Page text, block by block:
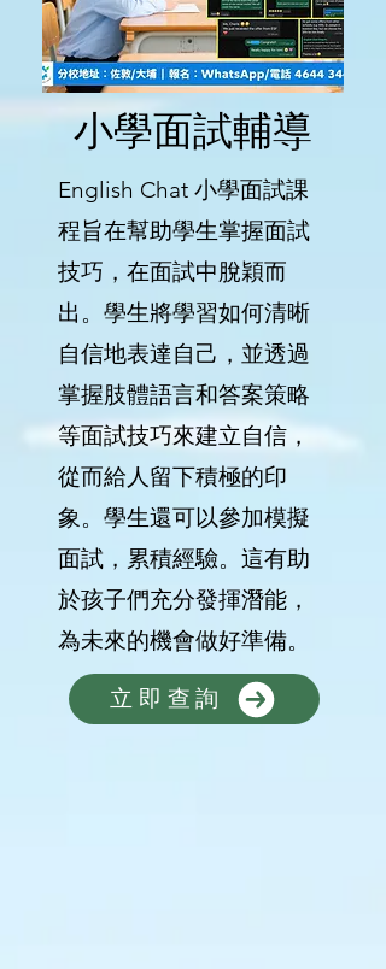
小學面試輔導
English Chat 小學面試課
程旨在幫助學生掌握面試
技巧，在面試中脫穎而
出。學生將學習如何清晰
自信地表達自己，並透過
掌握肢體語言和答案策略
等面試技巧來建立自信，
從而給人留下積極的印
象。學生還可以參加模擬
面試，累積經驗。這有助
於孩子們充分發揮潛能，
為未來的機會做好準備。
立即查詢